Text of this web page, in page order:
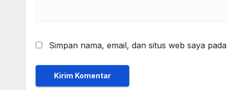
Simpan nama, email, dan situs web saya